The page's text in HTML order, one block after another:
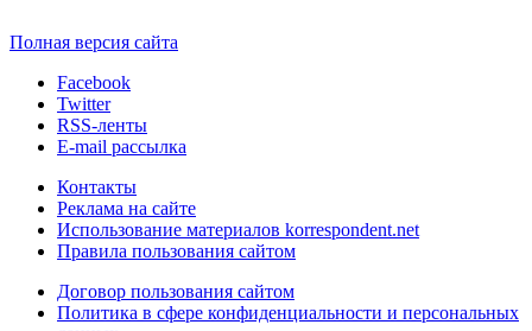
Полная версия сайта
Facebook
Twitter
RSS-ленты
E-mail рассылка
Контакты
Реклама на сайте
Использование материалов korrespondent.net
Правила пользования сайтом
Договор пользования сайтом
Политика в сфере конфиденциальности и персональных